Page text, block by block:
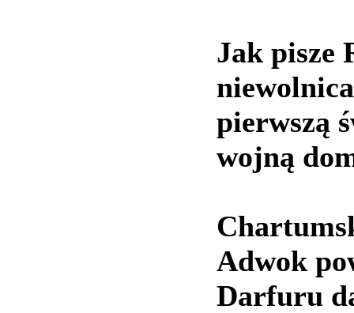
Jak pisze
pierwszą
wojną
Adwok
Darfuru